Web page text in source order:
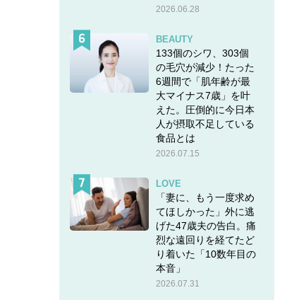
2026.06.28
BEAUTY
133個のシワ、303個
の毛穴が減少！たった
6週間で「肌年齢が最
大マイナス7歳」を叶
えた。圧倒的に今日本
人が摂取不足している
食品とは
2026.07.15
LOVE
「妻に、もう一度求め
てほしかった」外に逃
げた47歳夫の告白。痛
烈な遠回りを経てたど
り着いた「10数年目の
本音」
2026.07.31